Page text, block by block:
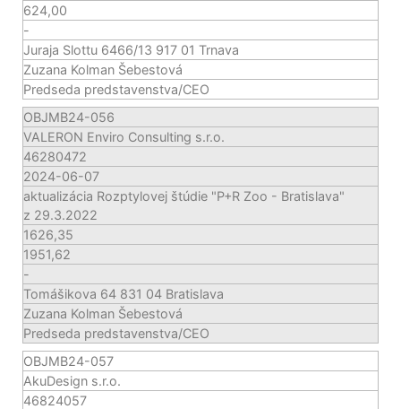
624,00
-
Juraja Slottu 6466/13 917 01 Trnava
Zuzana Kolman Šebestová
Predseda predstavenstva/CEO
OBJMB24-056
VALERON Enviro Consulting s.r.o.
46280472
2024-06-07
aktualizácia Rozptylovej štúdie "P+R Zoo - Bratislava"
z 29.3.2022
1626,35
1951,62
-
Tomášikova 64 831 04 Bratislava
Zuzana Kolman Šebestová
Predseda predstavenstva/CEO
OBJMB24-057
AkuDesign s.r.o.
46824057